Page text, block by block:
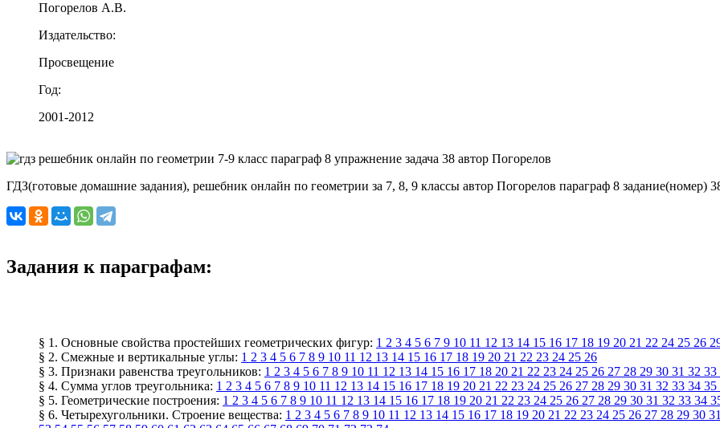
Погорелов А.В.
Издательство:
Просвещение
Год:
2001-2012
ГДЗ(готовые домашние задания), решебник онлайн по геометрии за 7, 8, 9 классы автор Погорелов параграф 8 задание(номер)
Задания к параграфам:
§ 1. Основные свойства простейших геометрических фигур: 1 2 3 4 5 6 7 9 10 11 12 13 14 15 16 17 18 19 20 21 22 24 25 26
§ 2. Смежные и вертикальные углы: 1 2 3 4 5 6 7 8 9 10 11 12 13 14 15 16 17 18 19 20 21 22 23 24 25 26
§ 3. Признаки равенства треугольников: 1 2 3 4 5 6 7 8 9 10 11 12 13 14 15 16 17 18 20 21 22 23 24 25 26 27 28 29 30 31 32 33
§ 4. Сумма углов треугольника: 1 2 3 4 5 6 7 8 9 10 11 12 13 14 15 16 17 18 19 20 21 22 23 24 25 26 27 28 29 30 31 32 33 34 35
§ 5. Геометрические построения: 1 2 3 4 5 6 7 8 9 10 11 12 13 14 15 16 17 18 19 20 21 22 23 24 25 26 27 28 29 30 31 32 33 34
§ 6. Четырехугольники. Строение вещества: 1 2 3 4 5 6 7 8 9 10 11 12 13 14 15 16 17 18 19 20 21 22 23 24 25 26 27 28 29 30